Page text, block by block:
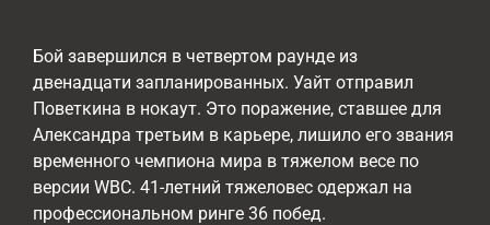
Бой завершился в четвертом раунде из
двенадцати запланированных. Уайт отправил
Поветкина в нокаут. Это поражение, ставшее для
Александра третьим в карьере, лишило его звания
временного чемпиона мира в тяжелом весе по
версии WBC. 41-летний тяжеловес одержал на
профессиональном ринге 36 побед.